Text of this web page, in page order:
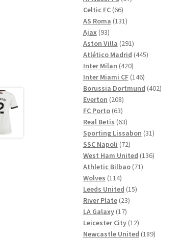
Celtic FC 6666
produkter
AS Roma 131131
Ajax 9393
produkter
Aston Villa 291291
produkter
Atlético Madrid 445445
Inter Milan 420420
produkter
Inter Miami CF 146146
produkter
Borussia Dortmund 402402
Everton 208208
produkter
FC Porto 6363
produkter
Real Betis 6363
produkter
Sporting Lissabon 3131
SSC Napoli 7272
produkter
West Ham United 136136
Athletic Bilbao 7171
Wolves 114114
produkter
Leeds United 1515
River Plate 2323
LA Galaxy 1717
produkter
Leicester City 1212
produkter
Newcastle United 189189